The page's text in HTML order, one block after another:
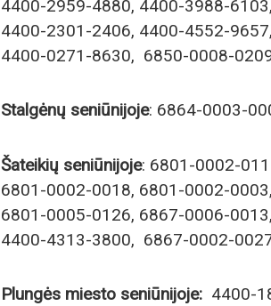
4400-2959-4880, 4400-3988-
4400-2301-2406, 4400-4552-
4400-0271-8630, 6850-0008-
Stalgėnų seniūnijoje: 6864-0003-
Šateikių seniūnijoje: 6801-0002-
6801-0002-0018, 6801-0002-
6801-0005-0126, 6867-0006-
4400-4313-3800, 6867-0002-
Plungės miesto seniūnijoje: 4400-